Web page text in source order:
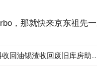
，那就快来京东祖先一
收回废旧库房助力环保工业转型晋级